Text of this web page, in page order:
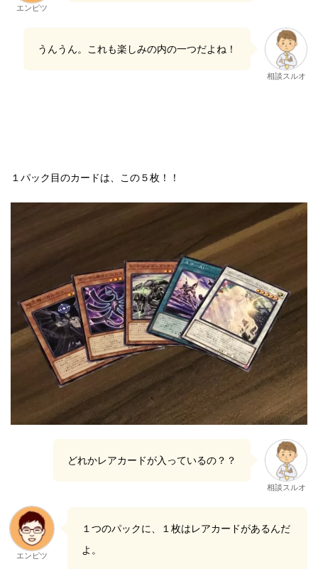
エンピツ
うんうん。これも楽しみの内の一つだよね！
相談スルオ
１パック目のカードは、この５枚！！
どれかレアカードが入っているの？？
相談スルオ
エンピツ
１つのパックに、１枚はレアカードがあるんだ
よ。